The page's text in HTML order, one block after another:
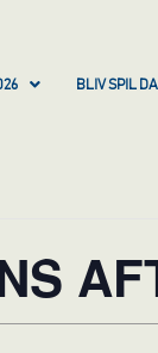
BLIV SPIL